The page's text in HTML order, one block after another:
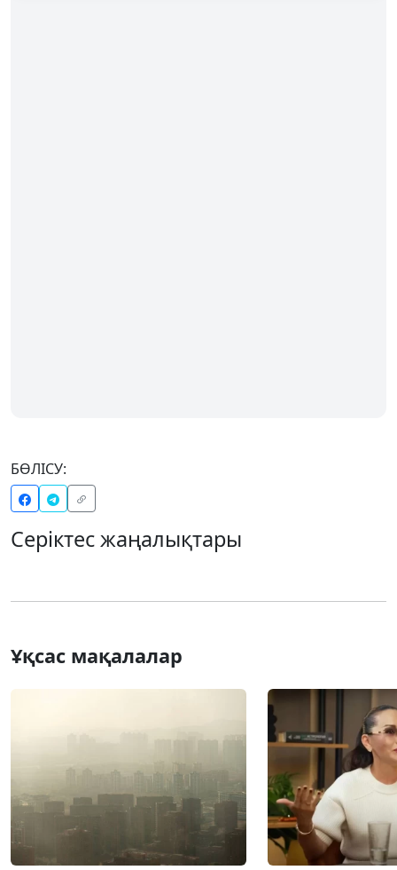
БӨЛІСУ:
Серіктес жаңалықтары
Ұқсас мақалалар